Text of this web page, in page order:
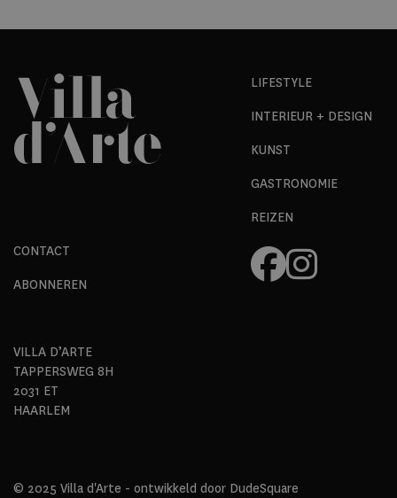
LIFESTYLE
INTERIEUR + DESIGN
KUNST
GASTRONOMIE
REIZEN
CONTACT
ABONNEREN
VILLA D’ARTE
TAPPERSWEG 8H
2031 ET
HAARLEM
© 2025 Villa d'Arte - ontwikkeld door DudeSquare